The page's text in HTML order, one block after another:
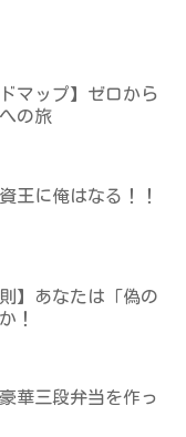
マップ】ゼロから
の旅
王に俺はなる！！
】あなたは「偽の
！
華三段弁当を作っ